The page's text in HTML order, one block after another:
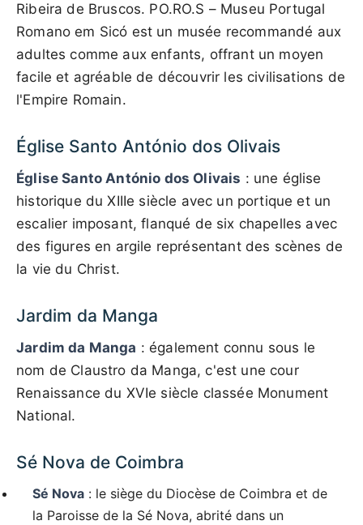
Ribeira de Bruscos. PO.RO.S – Museu Portugal
Romano em Sicó est un musée recommandé aux
adultes comme aux enfants, offrant un moyen
facile et agréable de découvrir les civilisations de
l'Empire Romain.
Église Santo António dos Olivais
Église Santo António dos Olivais : une église
historique du XIIIe siècle avec un portique et un
escalier imposant, flanqué de six chapelles avec
des figures en argile représentant des scènes de
la vie du Christ.
Jardim da Manga
Jardim da Manga : également connu sous le
nom de Claustro da Manga, c'est une cour
Renaissance du XVIe siècle classée Monument
National.
Sé Nova de Coimbra
Sé Nova : le siège du Diocèse de Coimbra et de
la Paroisse de la Sé Nova, abrité dans un